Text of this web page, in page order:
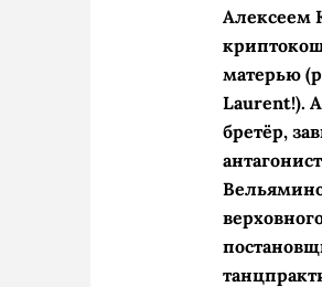
Алексеем
матерью
Laurent!).
бретёр,